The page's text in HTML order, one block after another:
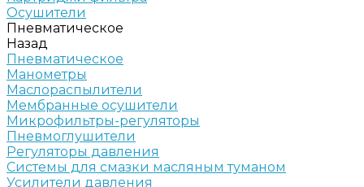
Осушители
Пневматическое
Назад
Пневматическое
Манометры
Маслораспылители
Мембранные осушители
Микрофильтры-регуляторы
Пневмоглушители
Регуляторы давления
Системы для смазки масляным туманом
Усилители давления